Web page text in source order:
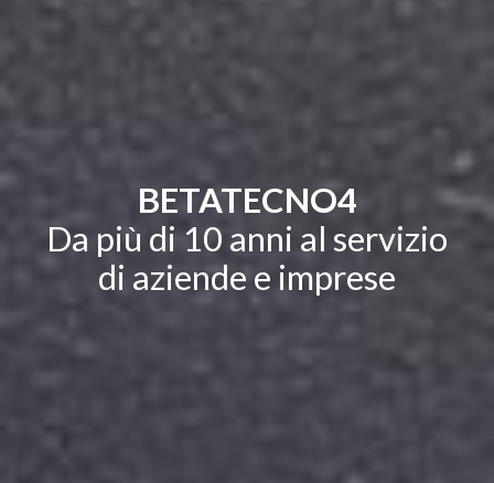
BETATECNO4
Da più di 10 anni al servizio
di aziende e imprese